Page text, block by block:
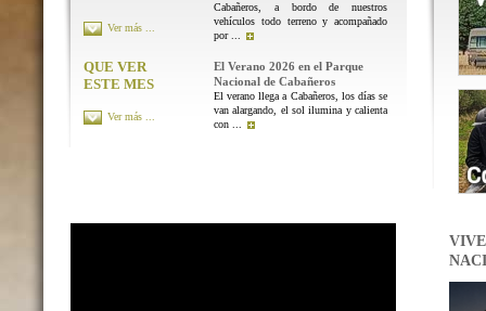
Cabañeros, a bordo de nuestros
vehículos todo terreno y acompañado
por ...
Ver más ...
QUE VER
ESTE MES
El Verano 2026 en el Parque
Nacional de Cabañeros
El verano llega a Cabañeros, los días se
van alargando, el sol ilumina y calienta
con ...
Ver más ...